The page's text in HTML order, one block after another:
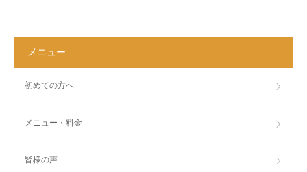
メニュー
初めての方へ
メニュー・料金
皆様の声